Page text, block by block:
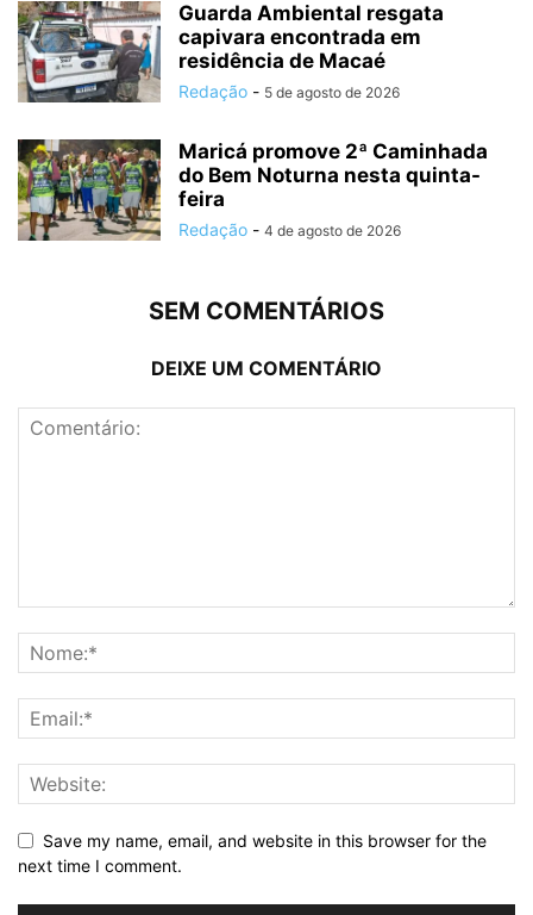
Guarda Ambiental resgata
capivara encontrada em
residência de Macaé
Redação - 5 de agosto de 2026
Maricá promove 2ª Caminhada
do Bem Noturna nesta quinta-
feira
Redação - 4 de agosto de 2026
SEM COMENTÁRIOS
DEIXE UM COMENTÁRIO
Save my name, email, and website in this browser for the
next time I comment.